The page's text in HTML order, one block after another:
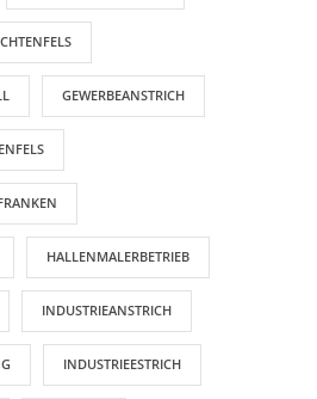
GEWERBEANSTRICH
HALLENMALERBETRIEB
INDUSTRIEANSTRICH
INDUSTRIEESTRICH